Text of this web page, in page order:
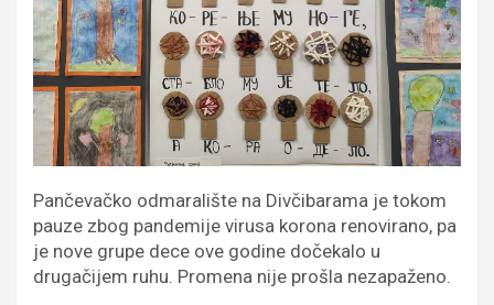
Pančevačko odmaralište na Divčibarama je tokom
pauze zbog pandemije virusa korona renovirano, pa
je nove grupe dece ove godine dočekalo u
drugačijem ruhu. Promena nije prošla nezapaženo.